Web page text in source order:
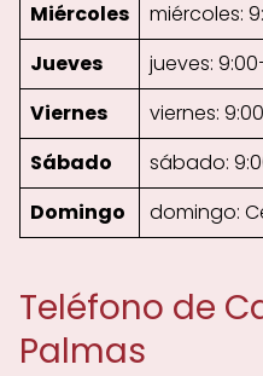
Miércoles
miércoles:
Jueves
jueves:
Viernes
viernes:
Sábado
sábado:
Domingo
domingo:
Teléfono de
Palmas